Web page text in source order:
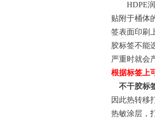
HDPE润
贴附于桶体
签表面印刷
胶标签不能
严重时就会
根据标签上
不干胶标
因此热转移
热敏涂层，